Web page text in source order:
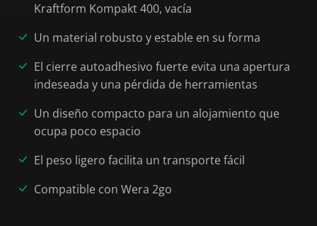
Kraftform Kompakt 400, vacía
Un material robusto y estable en su forma
El cierre autoadhesivo fuerte evita una apertura
indeseada y una pérdida de herramientas
Un diseño compacto para un alojamiento que
ocupa poco espacio
El peso ligero facilita un transporte fácil
Compatible con Wera 2go